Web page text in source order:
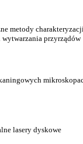
metody
przyrządów
lasery dyskowe